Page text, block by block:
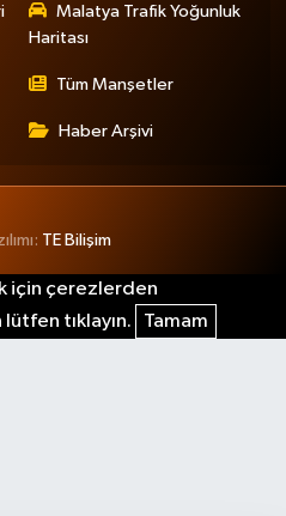
Malatya Trafik Yoğunluk
Haritası
Tüm Manşetler
Haber Arşivi
TE Bilişim
için çerezlerden
tıklayın.
Tamam